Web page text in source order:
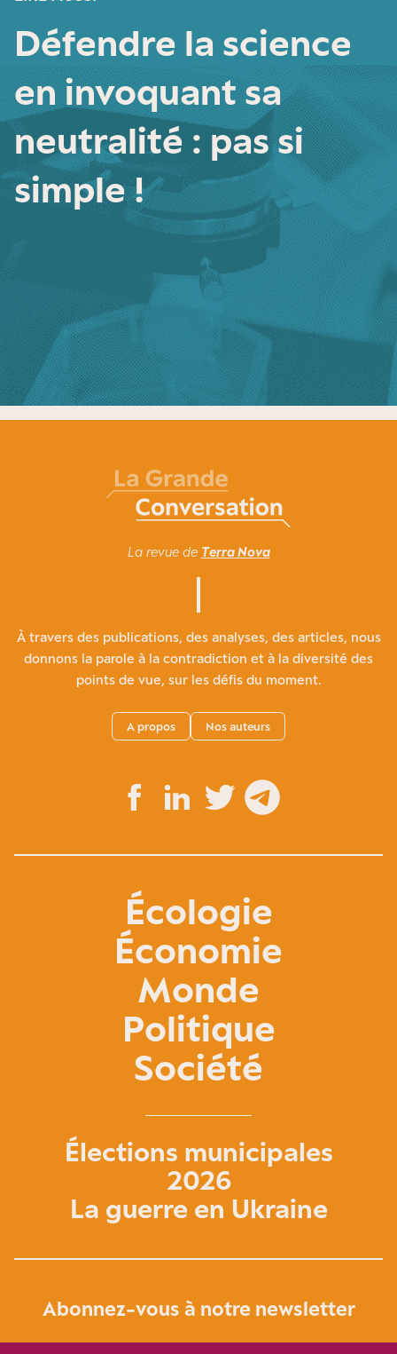
Défendre la science
en invoquant sa
neutralité : pas si
simple !
La revue de Terra Nova
À travers des publications, des analyses, des articles, nous
donnons la parole à la contradiction et à la diversité des
points de vue, sur les défis du moment.
A propos Nos auteurs
Écologie
Économie
Monde
Politique
Société
Élections municipales
2026
La guerre en Ukraine
Abonnez-vous à notre newsletter